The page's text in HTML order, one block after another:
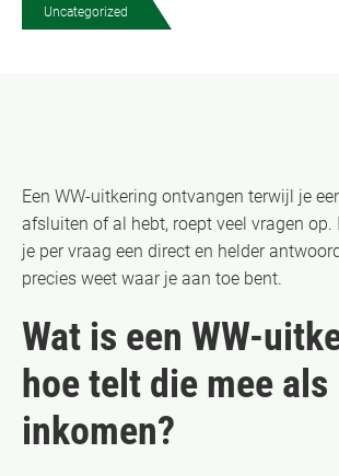
Uncategorized
Een WW-uitkering ontvangen terwijl je
afsluiten of al hebt, roept veel vragen
je per vraag een direct en helder
precies weet waar je aan toe bent.
Wat is een WW-
hoe telt die mee als
inkomen?